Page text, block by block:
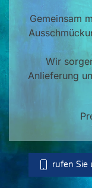
Gemeinsam
Wir
Anlieferung
rufen Sie